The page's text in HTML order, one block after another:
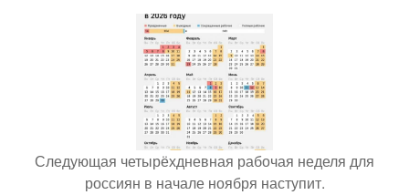
Следующая четырёхдневная рабочая неделя для
россиян в начале ноября наступит.